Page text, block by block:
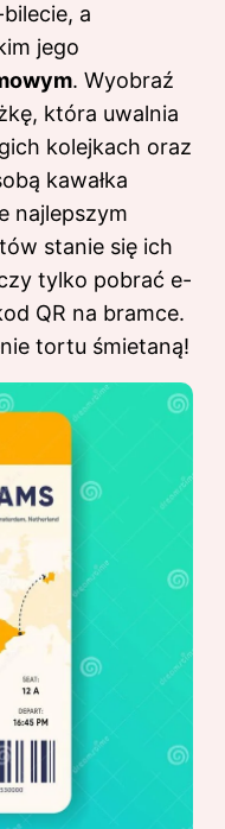
a
jego
. Wyobraź
która uwalnia
kolejkach oraz
kawałka
najlepszym
stanie się ich
tylko pobrać e-
QR na bramce.
tortu śmietaną!